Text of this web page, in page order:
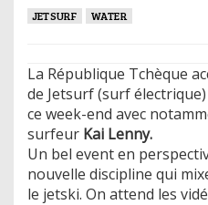
JETSURF WATER
La République Tchèque
de Jetsurf (surf électrique)
ce week-end avec
surfeur Kai Lenny.
Un bel event en
nouvelle discipline qui
le jetski. On attend les